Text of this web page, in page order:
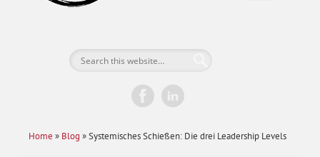
Home » Blog »Systemisches Schießen: Die drei Leadership Levels